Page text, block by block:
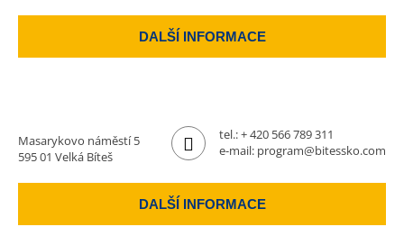
DALŠÍ INFORMACE
Masarykovo náměstí 5
595 01 Velká Bíteš
tel.:+ 420 566 789 311
e-mail: program@bitessko.com
DALŠÍ INFORMACE